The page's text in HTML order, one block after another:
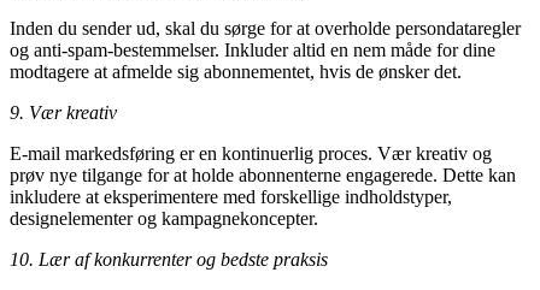
Inden du sender ud, skal du sørge for at overholde persondataregler
og anti-spam-bestemmelser. Inkluder altid en nem måde for dine
modtagere at afmelde sig abonnementet, hvis de ønsker det.
9. Vær kreativ
E-mail markedsføring er en kontinuerlig proces. Vær kreativ og
prøv nye tilgange for at holde abonnenterne engagerede. Dette kan
inkludere at eksperimentere med forskellige indholdstyper,
designelementer og kampagnekoncepter.
10. Lær af konkurrenter og bedste praksis